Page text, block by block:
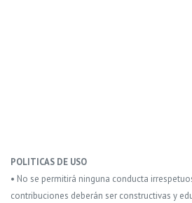
POLITICAS DE USO
• No se permitirá ninguna conducta
contribuciones deberán ser constructivas y